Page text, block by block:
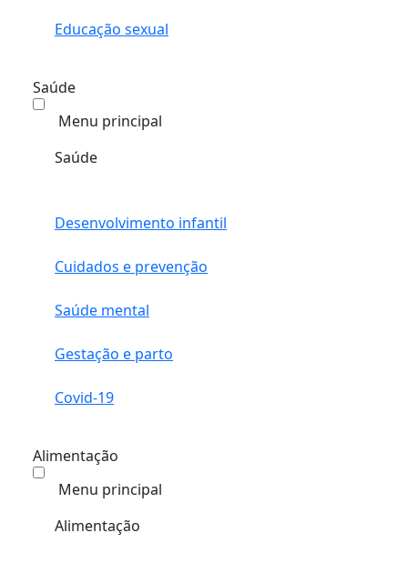
Educação sexual
Saúde
Menu principal
Saúde
Desenvolvimento infantil
Cuidados e prevenção
Saúde mental
Gestação e parto
Covid-19
Alimentação
Menu principal
Alimentação